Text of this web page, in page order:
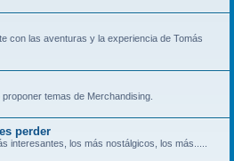
con las aventuras y la experiencia de Tomás
temas de Merchandising.
perder
interesantes, los más nostálgicos, los más.....